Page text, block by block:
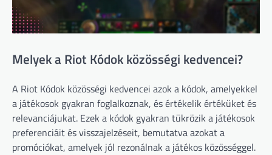
Melyek a Riot Kódok közösségi kedvencei?
A Riot Kódok közösségi kedvencei azok a kódok, amelyekkel
a játékosok gyakran foglalkoznak, és értékelik értéküket és
relevanciájukat. Ezek a kódok gyakran tükrözik a játékosok
preferenciáit és visszajelzéseit, bemutatva azokat a
promóciókat, amelyek jól rezonálnak a játékos közösséggel.